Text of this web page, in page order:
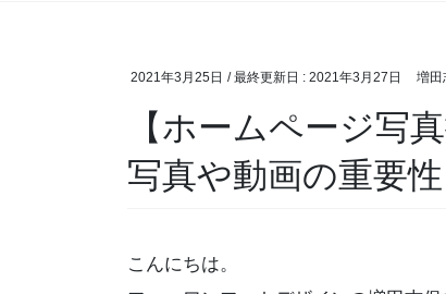
2021年3月25日 / 最終更新日 : 2021年3月27日 増田
【ホームページ写
写真や動画の重要
こんにちは。